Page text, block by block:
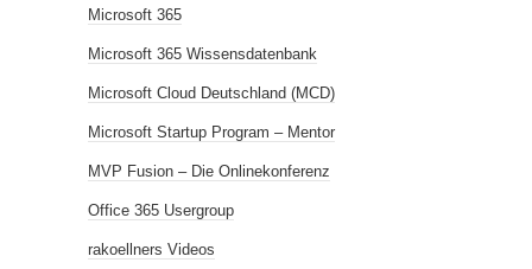
Microsoft 365
Microsoft 365 Wissensdatenbank
Microsoft Cloud Deutschland (MCD)
Microsoft Startup Program – Mentor
MVP Fusion – Die Onlinekonferenz
Office 365 Usergroup
rakoellners Videos